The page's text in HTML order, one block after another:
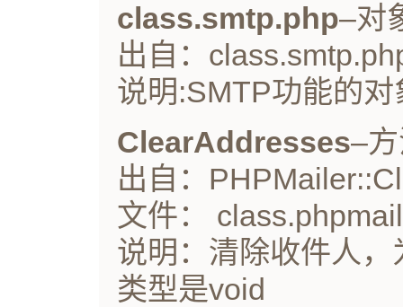
class.smtp.php–对
出自：
说明:SMTP功能的对
ClearAddresses–
出自：
文件：
说明：清除收件人
类型是void